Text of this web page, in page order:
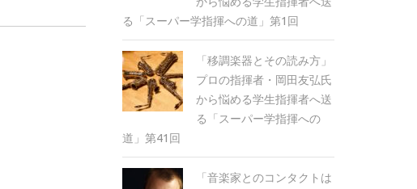
る「スーパー学指揮への道」第1回
「移調楽器とその読み方」
プロの指揮者・岡田友弘氏
から悩める学生指揮者へ送
る「スーパー学指揮への
道」第41回
「音楽家とのコンタクトは